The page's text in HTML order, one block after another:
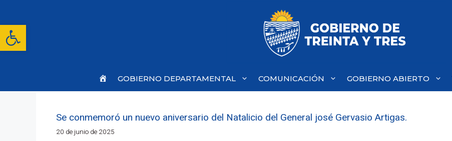
Abrir barra de herramientas
contenido
Inicio
GOBIERNO DEPARTAMENTAL COMUNICACIÓN GOBIERNO ABIERTO
Se conmemoró un nuevo aniversario del Natalicio del General josé Gervasio Artigas.
20 de junio de 2025